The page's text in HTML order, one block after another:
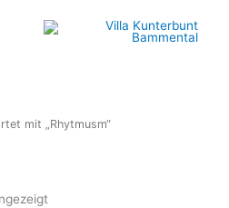
mit „Rhytmusm“
Nach
Aktualität